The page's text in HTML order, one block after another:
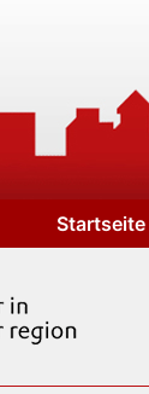
Startseite